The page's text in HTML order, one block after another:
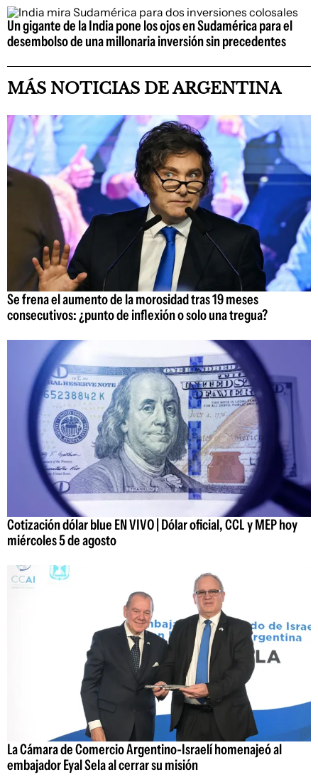
Un gigante de la India pone los ojos en Sudamérica para el
desembolso de una millonaria inversión sin precedentes
MÁS NOTICIAS DE ARGENTINA
Se frena el aumento de la morosidad tras 19 meses
consecutivos: ¿punto de inflexión o solo una tregua?
Cotización dólar blue EN VIVO | Dólar oficial, CCL y MEP hoy
miércoles 5 de agosto
La Cámara de Comercio Argentino-Israelí homenajeó al
embajador Eyal Sela al cerrar su misión